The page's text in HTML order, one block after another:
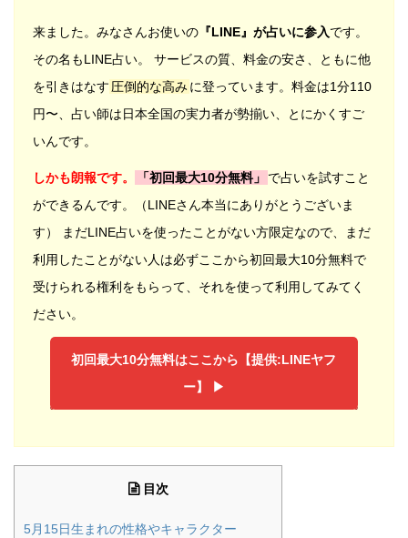
来ました。みなさんお使いの 『LINE』が占いに参入です。
その名もLINE占い。 サービスの質、料金の安さ、ともに他
を引きはなす 圧倒的な高みに登っています。料金は1分110
円〜、占い師は日本全国の実力者が勢揃い、とにかくすご
いんです。
しかも朗報です。 「初回最大10分無料」
で占いを試すこと
ができるんです。（LINEさん本当にありがとうございま
す） まだLINE占いを使ったことがない方限定なので、まだ
利用したことがない人は必ずここから初回最大10分無料で
受けられる権利をもらって、それを使って利用してみてく
ださい。
初回最大10分無料はここから【提供:LINEヤフ
ー】 ▶︎
目次
5月15日生まれの性格やキャラクター